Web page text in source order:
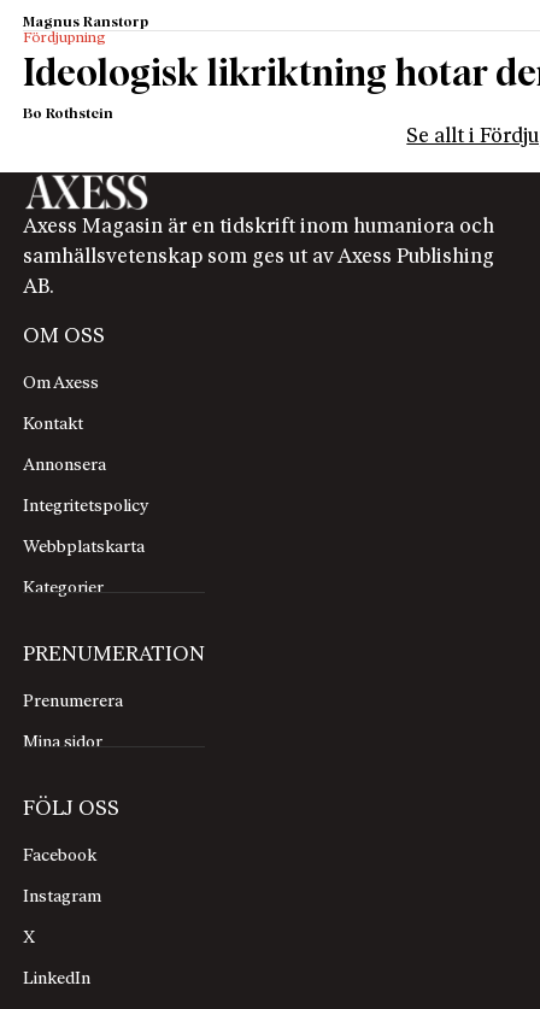
Magnus Ranstorp
Fördjupning
Ideologisk likriktning hotar
Bo Rothstein
Se allt i
Axess Magasin är en tidskrift inom humaniora och
samhällsvetenskap som ges ut av Axess Publishing
AB.
OM OSS
Om Axess
Kontakt
Annonsera
Integritetspolicy
Webbplatskarta
Kategorier
PRENUMERATION
Prenumerera
Mina sidor
FÖLJ OSS
Facebook
Instagram
X
LinkedIn